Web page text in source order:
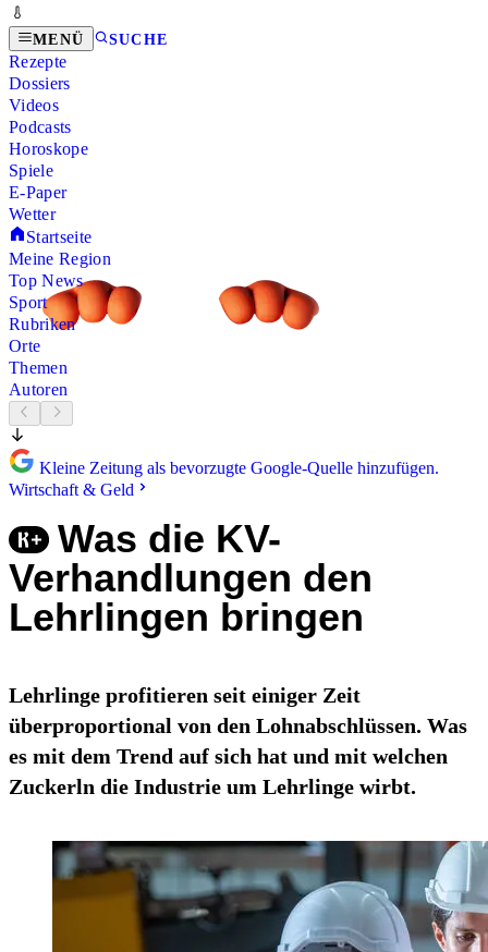
MENÜ SUCHE
Rezepte
Dossiers
Videos
Podcasts
Horoskope
Spiele
E-Paper
Wetter
Startseite
Meine Region
Top News
Sport
Rubriken
Orte
Themen
Autoren
Kleine Zeitung als bevorzugte Google-Quelle hinzufügen.
Wirtschaft & Geld
Was die KV-
Verhandlungen den
Lehrlingen bringen
Lehrlinge profitieren seit einiger Zeit
überproportional von den Lohnabschlüssen. Was
es mit dem Trend auf sich hat und mit welchen
Zuckerln die Industrie um Lehrlinge wirbt.